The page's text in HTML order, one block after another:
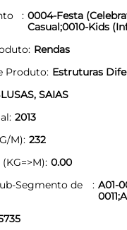
0004-Festa
Casual;0010-Kids
Rendas
Produto Estruturas
SAIAS
2013
M) 232
0.00
Segmento de
A01-